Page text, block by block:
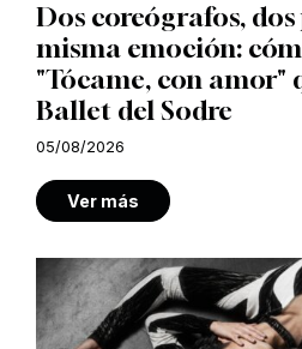
Dos coreógrafos, dos
misma emoción:
"Tócame, con amor"
Ballet del Sodre
05/08/2026
Ver más